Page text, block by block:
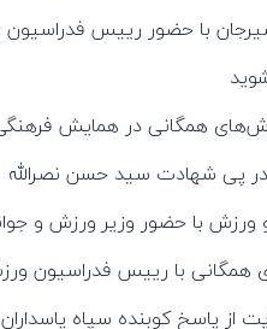
همگانی در همایش
پی شهادت سید حسن نصرالله
ورزش با حضور وزیر ورزش و
با رییس فدراسیون
از پاسخ کوبنده سپاه